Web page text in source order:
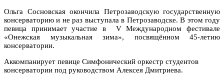
Ольга Сосновская окончила Петрозаводскую государственную
консерваторию и не раз выступала в Петрозаводске. В этом году
певица принимает участие в V Международном фестивале
«Онежская музыкальная зима», посвящённом 45-летию
консерватории.
Аккомпанирует певице Симфонический оркестр студентов
консерватории под руководством Алексея Дмитриева.